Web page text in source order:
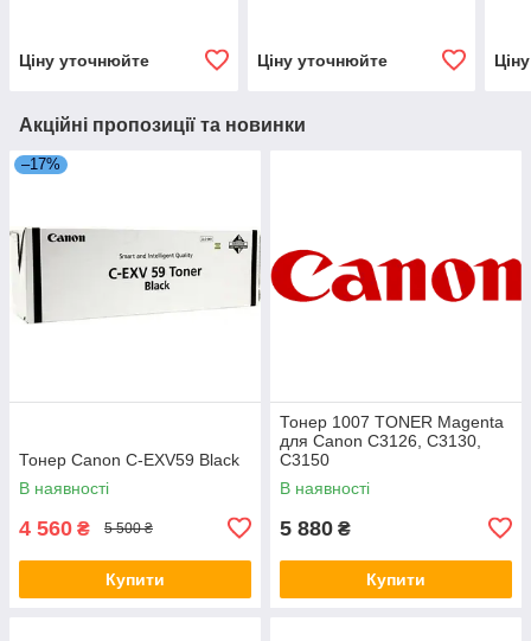
Ціну уточнюйте Ціну уточнюйте
Акційні пропозиції та новинки
–17%
Тонер Canon C-EXV59 Black
В наявності
4 560 ₴ 5 500 ₴
Купити
Тонер 1007 TONER Magenta
для Canon C3126, C3130,
C3150
В наявності
5 880 ₴
Купити